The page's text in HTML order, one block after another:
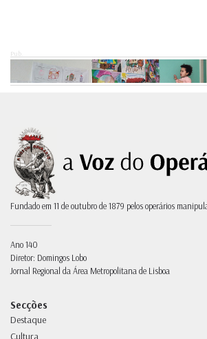
Pub.
Fundado em 11 de outubro de 1879 pelos operários
Ano 140
Diretor: Domingos Lobo
Jornal Regional da Área Metropolitana de Lisboa
Secções
Destaque
Cultura